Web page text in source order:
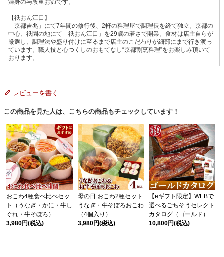
渾身の与段重お節です。
【祇おん江口】
「京都吉兆」にて7年間の修行後、2軒の料理屋で調理長を経て独立。京都の
中心、祇園の地にて「祇おん江口」を29歳の若さで開業。食材は店主自らが
厳選し、調理法や盛り付けに至るまで店主のこだわりが細部にまで行き渡っ
ています。職人技と心つくしのおもてなし“京都割烹料理”をお楽しみ頂いて
おります。
レビューを書く
この商品を見た人は、こちらの商品もチェックしています！
おこわ4種食べ比べセッ
ト（うなぎ・かに・牛し
ぐれ・牛そぼろ）
3,980円(税込)
母の日 おこわ2種セット
うなぎ・牛そぼろおこわ
（4個入り）
3,980円(税込)
【eギフト限定】WEBで
選べるごちそうセレクト
カタログ（ゴールド）
10,800円(税込)